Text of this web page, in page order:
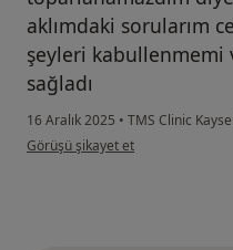
aklımdaki sorularım
şeyleri kabullenmemi
sağladı
16 Aralık 2025 • TMS Clinic
kullanıcının görüşüne göre g.....
Görüşü şikayet et